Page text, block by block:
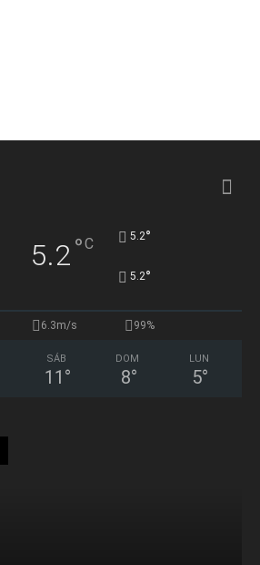
5.2°C 5.2°
5.2°
6.3m/s 99%
SÁB
11 °
DOM
8°
LUN
5°